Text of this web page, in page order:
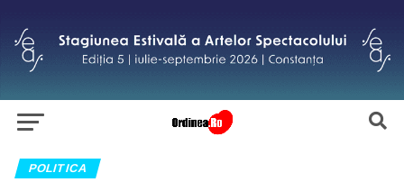
POLITICA